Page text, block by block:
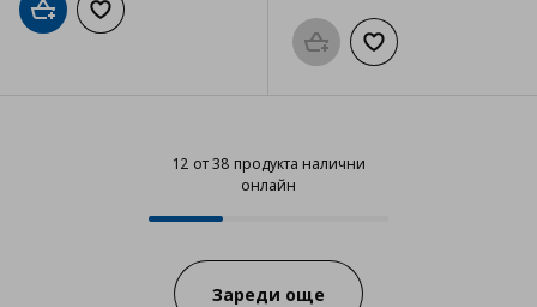
Добави в кошницата
Добави към списъка с любими
Προσθήκη στο καλάθι
Добави към
12 от 38 продукта налични
онлайн
Progress:
Зареди още